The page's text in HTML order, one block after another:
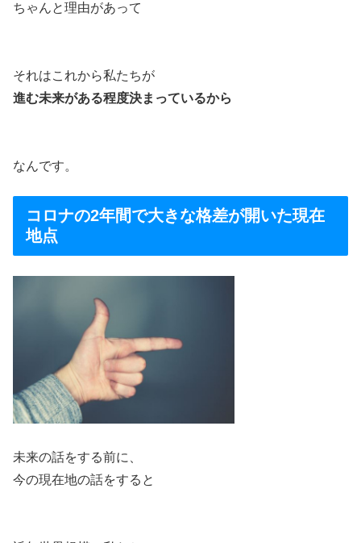
ちゃんと理由があって
それはこれから私たちが
進む未来がある程度決まっているから
なんです。
コロナの2年間で大きな格差が開いた現在
地点
未来の話をする前に、
今の現在地の話をすると